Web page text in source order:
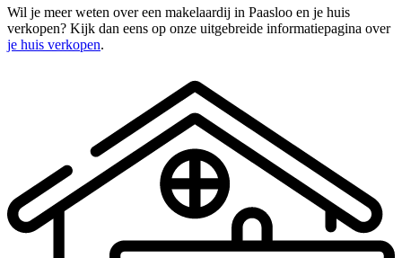
Wil je meer weten over een makelaardij in Paasloo en je huis
verkopen? Kijk dan eens op onze uitgebreide informatiepagina over
je huis verkopen.